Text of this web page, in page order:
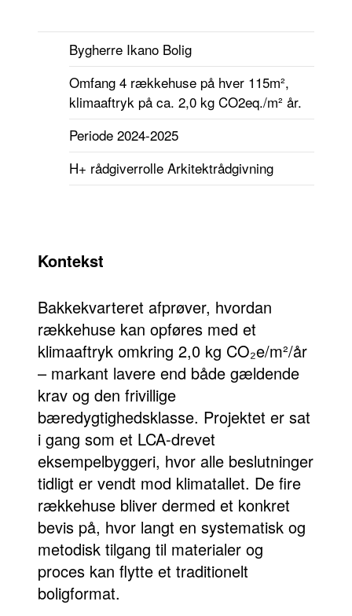
Bygherre Ikano Bolig
Omfang 4 rækkehuse på hver 115m²,
klimaaftryk på ca. 2,0 kg CO2eq./m² år.
Periode 2024-2025
H+ rådgiverrolle Arkitektrådgivning
Kontekst
Bakkekvarteret afprøver, hvordan
rækkehuse kan opføres med et
klimaaftryk omkring 2,0 kg CO₂e/m²/år
– markant lavere end både gældende
krav og den frivillige
bæredygtighedsklasse. Projektet er sat
i gang som et LCA-drevet
eksempelbyggeri, hvor alle beslutninger
tidligt er vendt mod klimatallet. De fire
rækkehuse bliver dermed et konkret
bevis på, hvor langt en systematisk og
metodisk tilgang til materialer og
proces kan flytte et traditionelt
boligformat.
Om os
Referencer
Karriere
Medarbejdere